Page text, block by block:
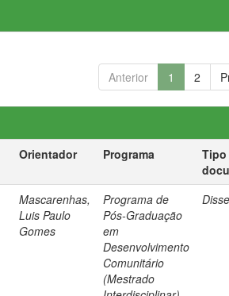
Anterior 1 2
Orientador Programa
Tipo
Mascarenhas,
Luis Paulo
Gomes
Programa de
Pós-Graduação
em
Desenvolvimento
Comunitário
(Mestrado